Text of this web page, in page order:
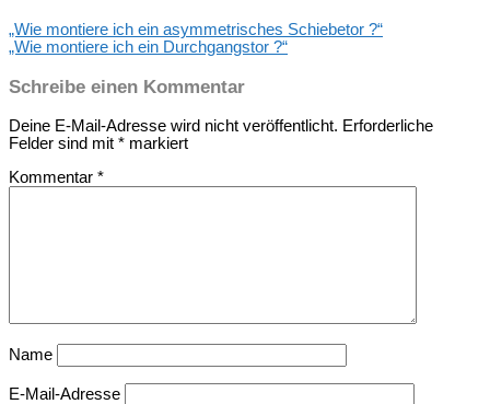
„Wie montiere ich ein asymmetrisches Schiebetor ?“
„Wie montiere ich ein Durchgangstor ?“
Schreibe einen Kommentar
Deine E-Mail-Adresse wird nicht veröffentlicht. Erforderliche
Felder sind mit * markiert
Kommentar *
Name
E-Mail-Adresse